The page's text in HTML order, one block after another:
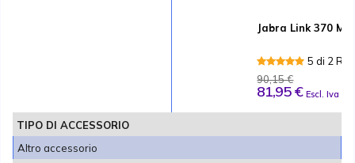
Jabra Link 370 MS
5 di 2
90,15 €
81,95 € Escl. Iva
TIPO DI ACCESSORIO
Altro accessorio